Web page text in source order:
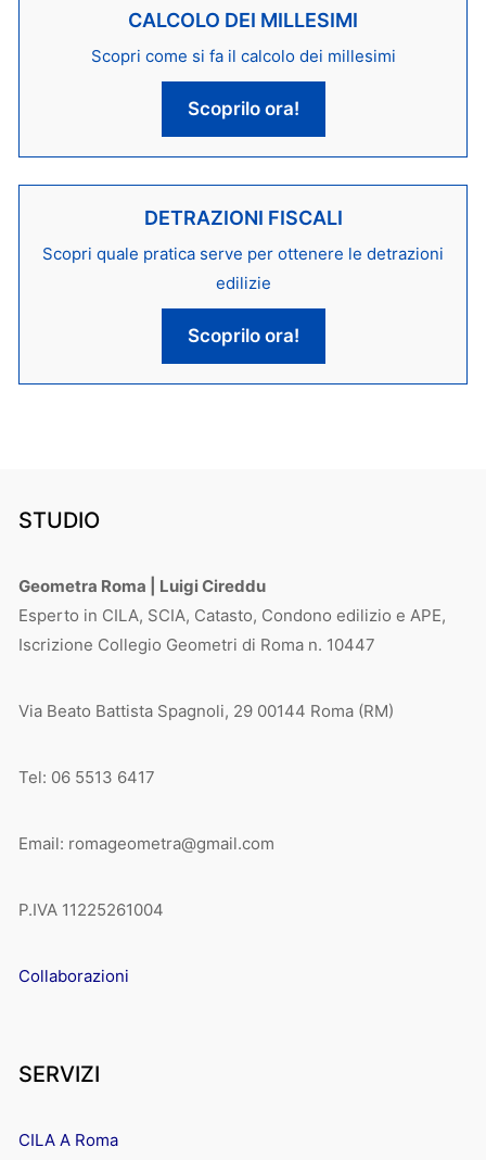
CALCOLO DEI MILLESIMI
Scopri come si fa il calcolo dei millesimi
Scoprilo ora!
DETRAZIONI FISCALI
Scopri quale pratica serve per ottenere le detrazioni
edilizie
Scoprilo ora!
STUDIO
Geometra Roma | Luigi Cireddu
Esperto in CILA, SCIA, Catasto, Condono edilizio e APE,
Iscrizione Collegio Geometri di Roma n. 10447
Via Beato Battista Spagnoli, 29 00144 Roma (RM)
Tel: 06 5513 6417
Email: romageometra@gmail.com
P.IVA 11225261004
Collaborazioni
SERVIZI
CILA A Roma